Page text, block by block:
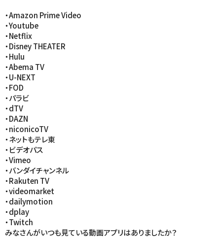
・Amazon Prime Video
・Youtube
・Netflix
・Disney THEATER
・Hulu
・Abema TV
・U-NEXT
・FOD
・パラビ
・dTV
・DAZN
・niconicoTV
・ネットもテレ東
・ビデオパス
・Vimeo
・バンダイチャンネル
・Rakuten TV
・videomarket
・dailymotion
・dplay
・Twitch
みなさんがいつも見ている動画アプリはありましたか？